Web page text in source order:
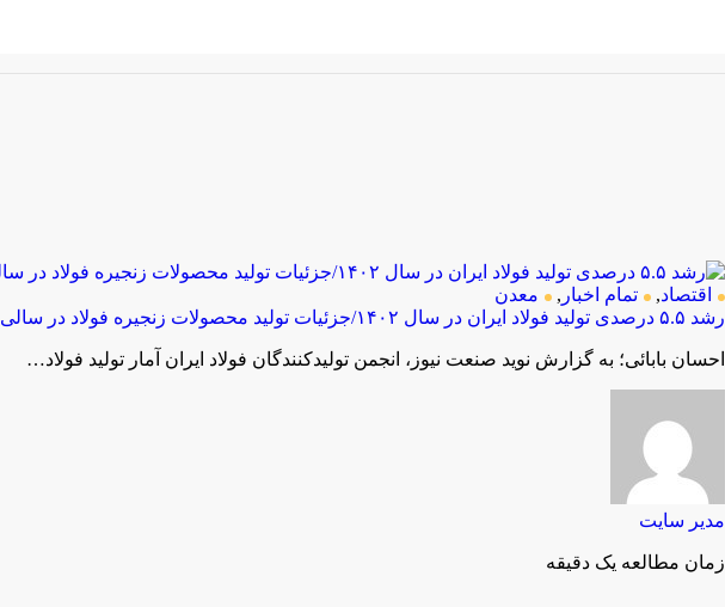
اقتصاد, تمام اخبار ,
معدن
رشد ۵.۵ درصدی تولید فولاد ایران در سال ۱۴۰۲/جزئیات تولید محصولات زنجیره فولاد در سالی که گذشت
احسان بابائی؛ به گزارش نوید صنعت نیوز، انجمن تولیدکنندگان فولاد ایران آمار تولید فولاد…
مدیر سایت
زمان مطالعه یک دقیقه